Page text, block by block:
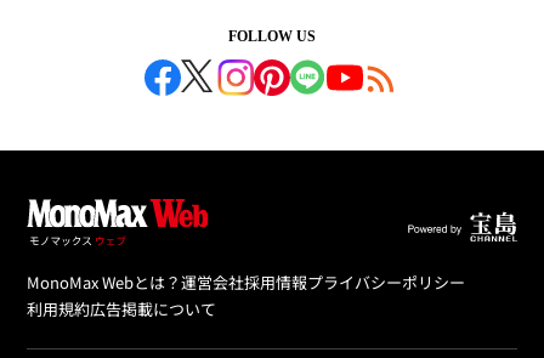
FOLLOW US
MonoMax Webとは？運営会社採用情報プライバシーポリシー
利用規約広告掲載について